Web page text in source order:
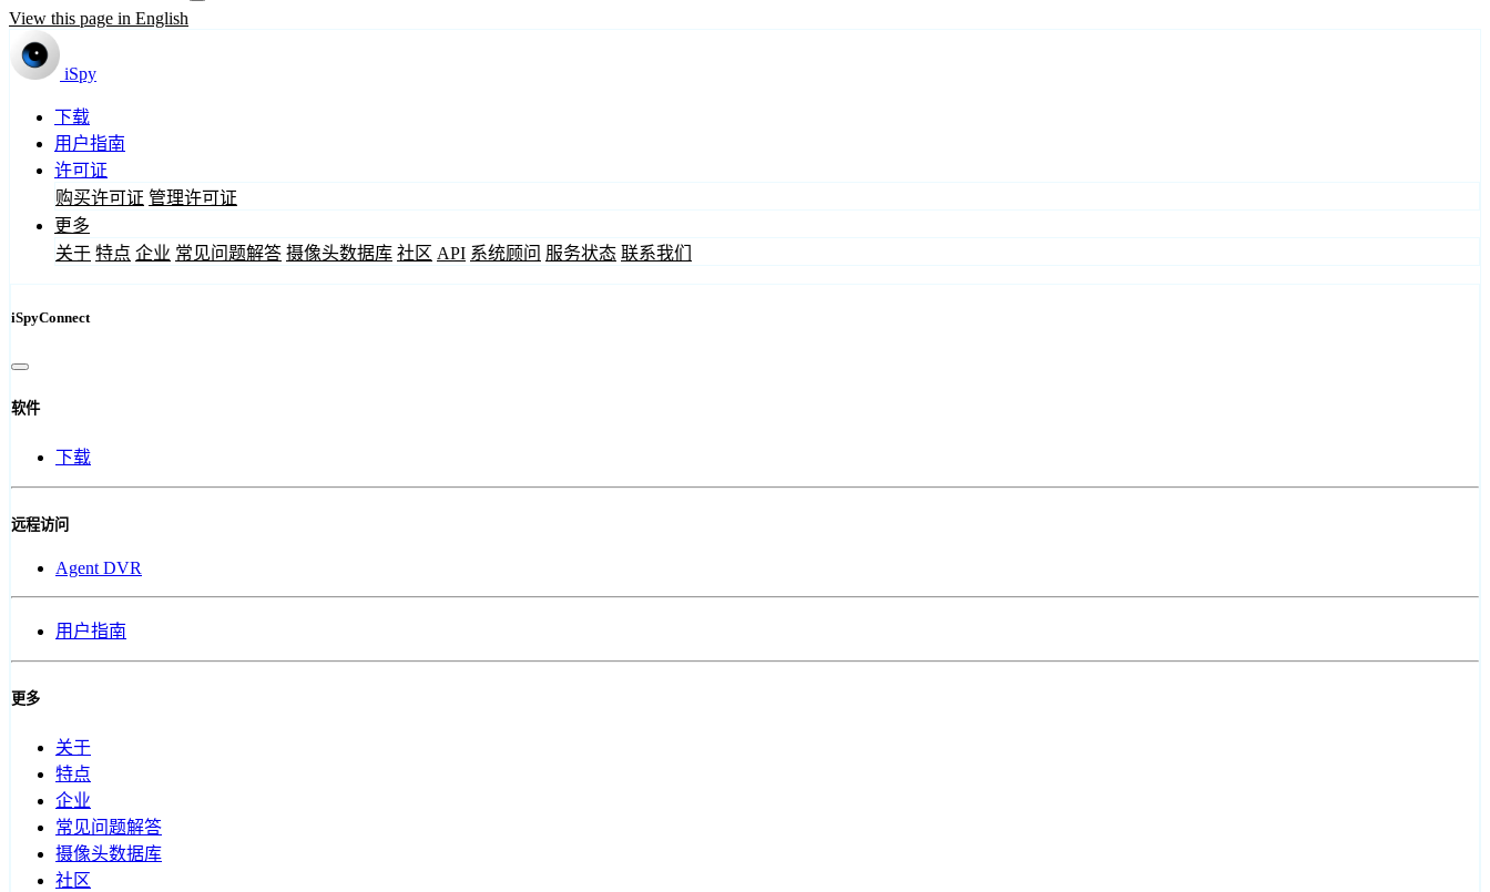
View this page in English
iSpy
下载
用户指南
许可证
购买许可证 管理许可证
更多
关于 特点 企业 常见问题解答 摄像头数据库 社区 API 系统顾问 服务状态 联系我们
iSpyConnect
软件
下载
远程访问
Agent DVR
用户指南
更多
关于
特点
企业
常见问题解答
摄像头数据库
社区